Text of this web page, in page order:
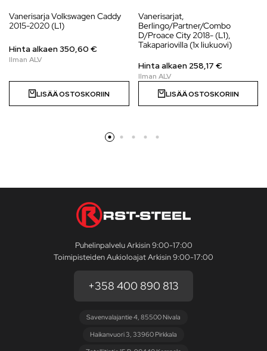
Vanerisarja Volkswagen Caddy
2015-2020 (L1)
Hinta alkaen350,60 €
LISÄÄ OSTOSKORIIN
Vanerisarjat,
Berlingo/Partner/Combo
D/Proace City 2018- (L1),
Takapariovilla (1x liukuovi)
Hinta alkaen 258,17 €
LISÄÄ OSTOSKORIIN
Puhelinpalvelu Arkisin 9:00-17:00
Toimipisteiden Aukioloajat Arkisin 9:00-17:00
+358 400 890 813
Savenvalajantie 4, 85500 Nivala
Haikanvuori 3, 33960 Pirkkala